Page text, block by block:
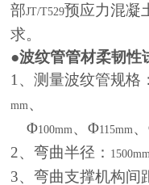
部JT/T529预应力混凝
求。
●波纹管管材柔韧性
1 、测量波纹管规格
mm 、
Φ100mm 、Φ115mm
2、弯曲半径：
3、弯曲支撑机构间